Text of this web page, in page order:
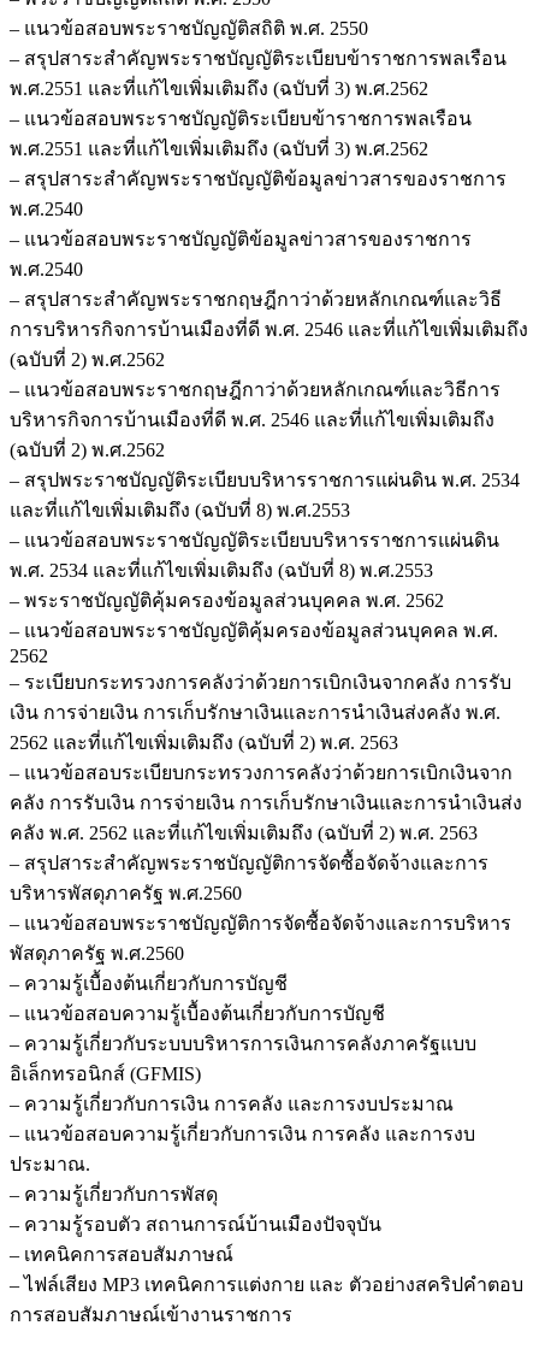
– แนวข้อสอบพระราชบัญญัติสถิติ พ.ศ. 2550
– สรุปสาระสำคัญพระราชบัญญัติระเบียบข้าราชการพลเรือน
พ.ศ.2551 และที่แก้ไขเพิ่มเติมถึง (ฉบับที่ 3) พ.ศ.2562
– แนวข้อสอบพระราชบัญญัติระเบียบข้าราชการพลเรือน
พ.ศ.2551 และที่แก้ไขเพิ่มเติมถึง (ฉบับที่ 3) พ.ศ.2562
– สรุปสาระสำคัญพระราชบัญญัติข้อมูลข่าวสารของราชการ
พ.ศ.2540
– แนวข้อสอบพระราชบัญญัติข้อมูลข่าวสารของราชการ
พ.ศ.2540
– สรุปสาระสำคัญพระราชกฤษฎีกาว่าด้วยหลักเกณฑ์และวิธี
การบริหารกิจการบ้านเมืองที่ดี พ.ศ. 2546 และที่แก้ไขเพิ่มเติมถึง
(ฉบับที่ 2) พ.ศ.2562
– แนวข้อสอบพระราชกฤษฎีกาว่าด้วยหลักเกณฑ์และวิธีการ
บริหารกิจการบ้านเมืองที่ดี พ.ศ. 2546 และที่แก้ไขเพิ่มเติมถึง
(ฉบับที่ 2) พ.ศ.2562
– สรุปพระราชบัญญัติระเบียบบริหารราชการแผ่นดิน พ.ศ. 2534
และที่แก้ไขเพิ่มเติมถึง (ฉบับที่ 8) พ.ศ.2553
– แนวข้อสอบพระราชบัญญัติระเบียบบริหารราชการแผ่นดิน
พ.ศ. 2534 และที่แก้ไขเพิ่มเติมถึง (ฉบับที่ 8) พ.ศ.2553
– พระราชบัญญัติคุ้มครองข้อมูลส่วนบุคคล พ.ศ. 2562
– แนวข้อสอบพระราชบัญญัติคุ้มครองข้อมูลส่วนบุคคล พ.ศ.
2562
– ระเบียบกระทรวงการคลังว่าด้วยการเบิกเงินจากคลัง การรับ
เงิน การจ่ายเงิน การเก็บรักษาเงินและการนำเงินส่งคลัง พ.ศ.
2562 และที่แก้ไขเพิ่มเติมถึง (ฉบับที่ 2) พ.ศ. 2563
– แนวข้อสอบระเบียบกระทรวงการคลังว่าด้วยการเบิกเงินจาก
คลัง การรับเงิน การจ่ายเงิน การเก็บรักษาเงินและการนำเงินส่ง
คลัง พ.ศ. 2562 และที่แก้ไขเพิ่มเติมถึง (ฉบับที่ 2) พ.ศ. 2563
– สรุปสาระสำคัญพระราชบัญญัติการจัดซื้อจัดจ้างและการ
บริหารพัสดุภาครัฐ พ.ศ.2560
– แนวข้อสอบพระราชบัญญัติการจัดซื้อจัดจ้างและการบริหาร
พัสดุภาครัฐ พ.ศ.2560
– ความรู้เบื้องต้นเกี่ยวกับการบัญชี
– แนวข้อสอบความรู้เบื้องต้นเกี่ยวกับการบัญชี
– ความรู้เกี่ยวกับระบบบริหารการเงินการคลังภาครัฐแบบ
อิเล็กทรอนิกส์ (GFMIS)
– ความรู้เกี่ยวกับการเงิน การคลัง และการงบประมาณ
– แนวข้อสอบความรู้เกี่ยวกับการเงิน การคลัง และการงบ
ประมาณ.
– ความรู้เกี่ยวกับการพัสดุ
– ความรู้รอบตัว สถานการณ์บ้านเมืองปัจจุบัน
– เทคนิคการสอบสัมภาษณ์
– ไฟล์เสียง MP3 เทคนิคการแต่งกาย และ ตัวอย่างสคริปคำตอบ
การสอบสัมภาษณ์เข้างานราชการ